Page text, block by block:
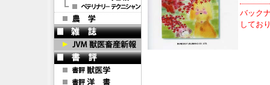
バック
してお